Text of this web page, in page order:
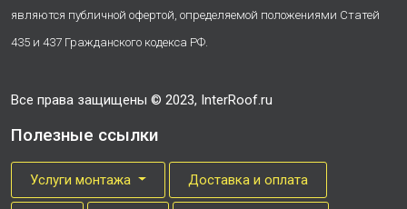
являются публичной офертой, определяемой положениями Статей
435 и 437 Гражданского кодекса РФ.
Все права защищены © 2023, InterRoof.ru
Полезные ссылки
Услуги монтажа Доставка и оплата